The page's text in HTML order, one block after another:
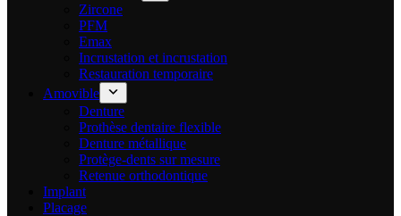
Zircone
PFM
Emax
Incrustation et incrustation
Restauration temporaire
Amovible
Denture
Prothèse dentaire flexible
Denture métallique
Protège-dents sur mesure
Retenue orthodontique
Implant
Placage